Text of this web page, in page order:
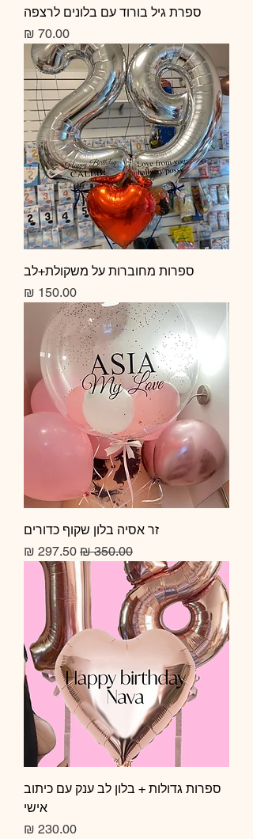
ספרת גיל בורוד עם בלונים לרצפה
מחיר
ספרות מחוברות על משקולת+לב
מחיר
זר אסיה בלון שקוף כדורים
מחיר רגיל מחיר מבצע
ספרות גדולות + בלון לב ענק עם כיתוב
אישי
מחיר